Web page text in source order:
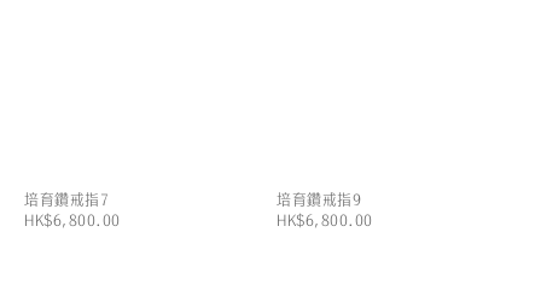
培育鑽戒指7
HK$6,800.00
培育鑽戒指9
HK$6,800.00